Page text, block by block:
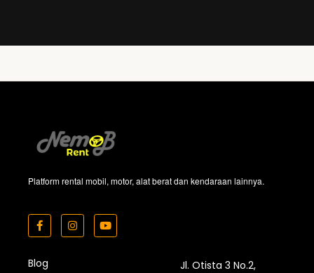
Platform rental mobil, motor, alat berat dan kendaraan lainnya.
Blog
Jl. Otista 3 No.2,